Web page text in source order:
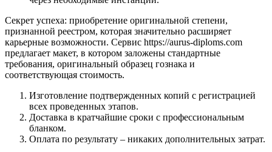
Секрет успеха: приобретение оригинальной степени,
признанной реестром, которая значительно расширяет
карьерные возможности. Сервис https://aurus-diploms.com
предлагает макет, в котором заложены стандартные
требования, оригинальный образец гознака и
соответствующая стоимость.
Изготовление подтвержденных копий с регистрацией
всех проведенных этапов.
Доставка в кратчайшие сроки с профессиональным
бланком.
Оплата по результату – никаких дополнительных затрат.